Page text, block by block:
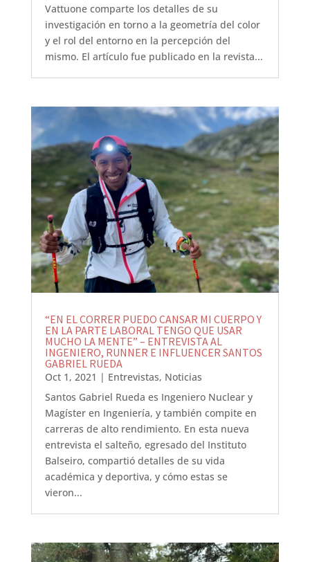
Vattuone comparte los detalles de su
investigación en torno a la geometría del color
y el rol del entorno en la percepción del
mismo. El artículo fue publicado en la revista...
“EN EL CORRER PUEDO CANSAR MI CUERPO Y
EN LA PARTE LABORAL TENGO QUE USAR
MUCHO LA MENTE” – ENTREVISTA AL
INGENIERO, RUNNER E INFLUENCER SANTOS
GABRIEL RUEDA
Oct 1, 2021 | Entrevistas, Noticias
Santos Gabriel Rueda es Ingeniero Nuclear y
Magíster en Ingeniería, y también compite en
carreras de alto rendimiento. En esta nueva
entrevista el salteño, egresado del Instituto
Balseiro, compartió detalles de su vida
académica y deportiva, y cómo estas se
vieron...